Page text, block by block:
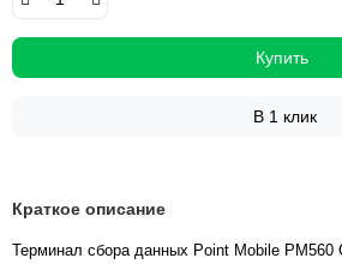
Купить
В 1 клик
Краткое описание
Терминал сбора данных Point Mobile PM560